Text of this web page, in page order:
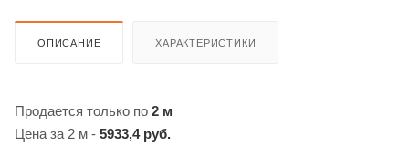
ОПИСАНИЕ ХАРАКТЕРИСТИКИ
Продается только по 2 м
Цена за 2 м - 5933,4 руб.